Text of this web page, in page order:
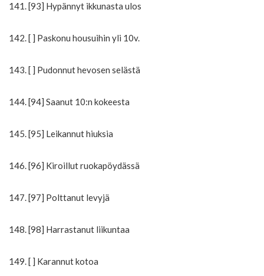
141. [93] Hypännyt ikkunasta ulos
142. [ ] Paskonu housuihin yli 10v.
143. [ ] Pudonnut hevosen selästä
144. [94] Saanut 10:n kokeesta
145. [95] Leikannut hiuksia
146. [96] Kiroillut ruokapöydässä
147. [97] Polttanut levyjä
148. [98] Harrastanut liikuntaa
149. [ ] Karannut kotoa